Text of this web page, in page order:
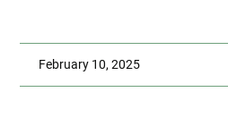
February 10, 2025